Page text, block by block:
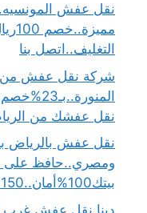
نقل عفش
التغليف..اتصل بنا
شركة نقل عفش من
نقل عفشك من
نقل عفش بالرياض
ومصري..حافظ
بيتك100%أمان..150خصم فوري
دينا نقل عفش غرب